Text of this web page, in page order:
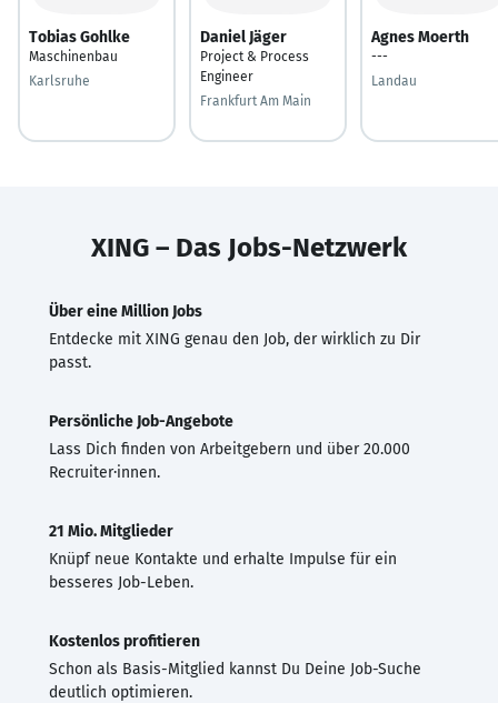
Tobias Gohlke
Maschinenbau
Karlsruhe
Daniel Jäger
Project & Process
Engineer
Frankfurt Am Main
Agnes Moerth
---
Landau
XING – Das Jobs-Netzwerk
Über eine Million Jobs
Entdecke mit XING genau den Job, der wirklich zu Dir
passt.
Persönliche Job-Angebote
Lass Dich finden von Arbeitgebern und über 20.000
Recruiter·innen.
21 Mio. Mitglieder
Knüpf neue Kontakte und erhalte Impulse für ein
besseres Job-Leben.
Kostenlos profitieren
Schon als Basis-Mitglied kannst Du Deine Job-Suche
deutlich optimieren.